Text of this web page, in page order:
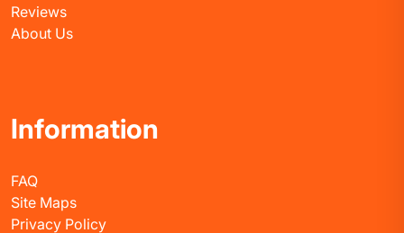
Reviews
About Us
Information
FAQ
Site Maps
Privacy Policy